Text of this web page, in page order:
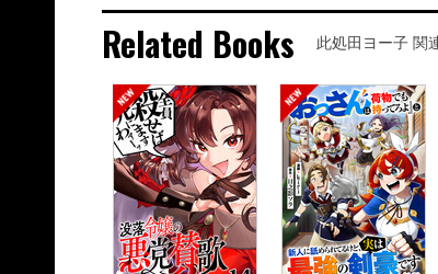
Related Books 此処田ヨー子 関